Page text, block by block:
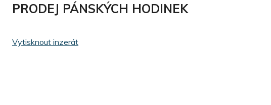
PRODEJ PÁNSKÝCH HODINEK
Vytisknout inzerát